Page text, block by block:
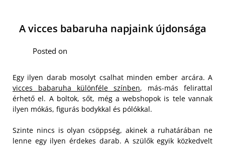
A vicces babaruha napjaink újdonsága
Posted on
Egy ilyen darab mosolyt csalhat minden ember arcára. A
vicces babaruha különféle színben, más-más felirattal
érhető el. A boltok, sőt, még a webshopok is tele vannak
ilyen mókás, figurás bodykkal és pólókkal.
Szinte nincs is olyan csöppség, akinek a ruhatárában ne
lenne egy ilyen érdekes darab. A szülők egyik közkedvelt